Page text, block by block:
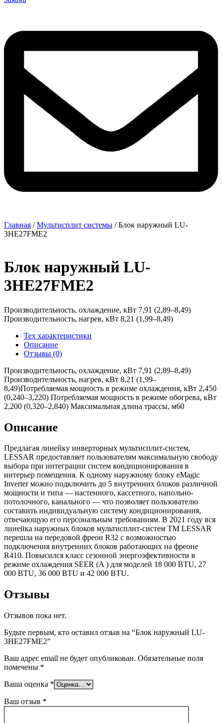
Главная /Мультисплит системы / Блок наружный LU-
3HE27FME2
Блок наружный LU-
3HE27FME2
Производительность, охлаждение, кВт 7,91 (2,89–8,49)
Производительность, нагрев, кВт 8,21 (1,99–8,49)
Тех характеристики
Описание
Отзывы (0)
Производительность, охлаждение, кВт 7,91 (2,89–8,49)
Производительность, нагрев, кВт 8,21 (1,99–
8,49)Потребляемая мощность в режиме охлаждения, кВт 2,450
(0,240–3,220) Потребляемая мощность в режиме обогрева, кВт
2,200 (0,320–2,840) Максимальная длина трассы, м60
Описание
Предлагая линейку инверторных мультисплит-систем,
LESSAR предоставляет пользователям максимальную свободу
выбора при интеграции систем кондиционирования в
интерьер помещения. К одному наружному блоку eMagic
Inverter можно подключить до 5 внутренних блоков различной
мощности и типа — настенного, кассетного, напольно-
потолочного, канального — что позволяет пользователю
составить индивидуальную систему кондиционирования,
отвечающую его персональным требованиям. В 2021 году вся
линейка наружных блоков мультисплит-систем TM LESSAR
перешла на передовой фреон R32 с возможностью
подключения внутренних блоков работающих на фреоне
R410. Повысился класс сезонной энергоэфективности в
режиме охлаждения SEER (A ) для моделей 18 000 BTU, 27
000 BTU, 36 000 BTU и 42 000 BTU.
Отзывы
Отзывов пока нет.
Будьте первым, кто оставил отзыв на “Блок наружный LU-
3HE27FME2”
Ваш адрес email не будет опубликован. Обязательные поля
помечены *
Ваша оценка *
Ваш отзыв *